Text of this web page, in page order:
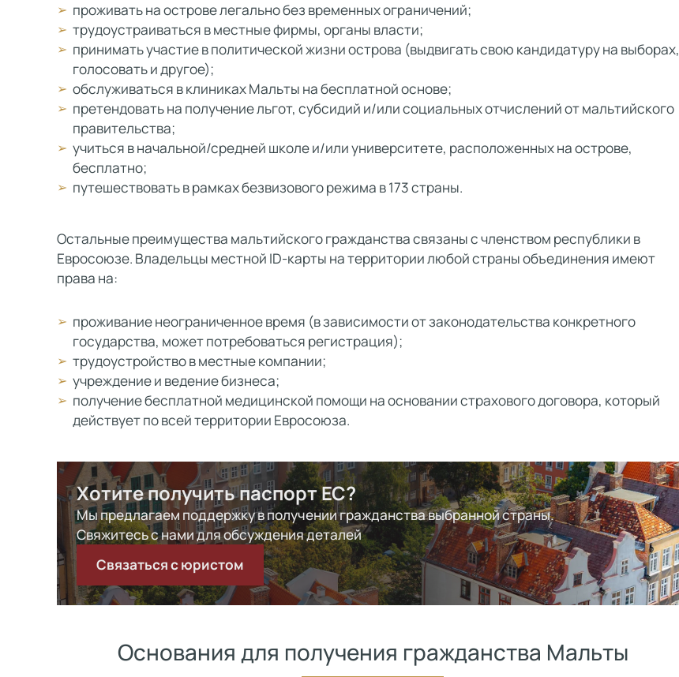
проживать на острове легально без временных ограничений;
трудоустраиваться в местные фирмы, органы власти;
принимать участие в политической жизни острова (выдвигать свою кандидатуру на выборах,
голосовать и другое);
обслуживаться в клиниках Мальты на бесплатной основе;
претендовать на получение льгот, субсидий и/или социальных отчислений от мальтийского
правительства;
учиться в начальной/средней школе и/или университете, расположенных на острове,
бесплатно;
путешествовать в рамках безвизового режима в 173 страны.
Остальные преимущества мальтийского гражданства связаны с членством республики в
Евросоюзе. Владельцы местной ID-карты на территории любой страны объединения имеют
права на:
проживание неограниченное время (в зависимости от законодательства конкретного
государства, может потребоваться регистрация);
трудоустройство в местные компании;
учреждение и ведение бизнеса;
получение бесплатной медицинской помощи на основании страхового договора, который
действует по всей территории Евросоюза.
Хотите получить паспорт ЕС?
Мы предлагаем поддержку в получении гражданства выбранной страны.
Свяжитесь с нами для обсуждения деталей
Связаться с юристом
Основания для получения гражданства Мальты